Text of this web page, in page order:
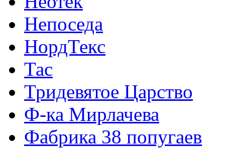
Непоседа
НордТекс
Тас
Тридевятое Царство
Ф-ка Мирлачева
Фабрика 38 попугаев